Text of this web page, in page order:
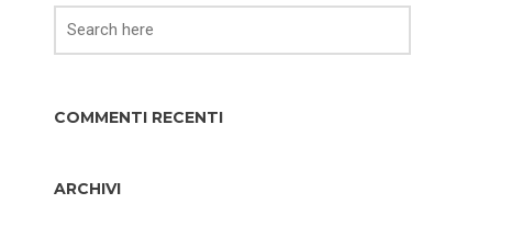
COMMENTI RECENTI
ARCHIVI